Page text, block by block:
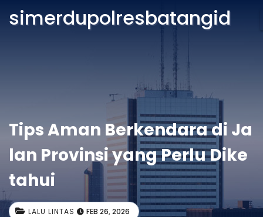
simerdupolresbatangid
Tips Aman Berkendara di Ja
lan Provinsi yang Perlu Dike
tahui
LALU LINTAS FEB 26, 2026